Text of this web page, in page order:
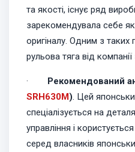
та якості, існує ряд
зарекомендувала себе
оригіналу. Одним з таких
рульова тяга від компанії
· Рекомендований
SRH630M). Цей
спеціалізується на
управління і
серед власників